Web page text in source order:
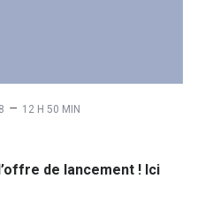
– 12 H 50 MIN
de lancement ! Ici